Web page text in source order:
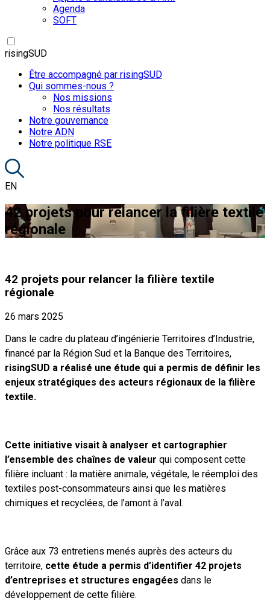
Agenda
SOFT
risingSUD
Être accompagné par risingSUD
Qui sommes-nous ?
Nos missions
Nos résultats
Notre gouvernance
Notre ADN
Notre politique RSE
EN
42 projets pour relancer la filière textile
régionale
42 projets pour relancer la filière textile
régionale
26 mars 2025
Dans le cadre du plateau d’ingénierie Territoires d’Industrie,
financé par la Région Sud et la Banque des Territoires,
risingSUD a réalisé une étude qui a permis de définir les
enjeux stratégiques des acteurs régionaux de la filière
textile.
Cette initiative visait à analyser et cartographier
l’ensemble des chaînes de valeur qui composent cette
filière incluant : la matière animale, végétale, le réemploi des
textiles post-consommateurs ainsi que les matières
chimiques et recyclées, de l’amont à l’aval.
Grâce aux 73 entretiens menés auprès des acteurs du
territoire, cette étude a permis d’identifier 42 projets
d’entreprises et structures engagées dans le
développement de cette filière.